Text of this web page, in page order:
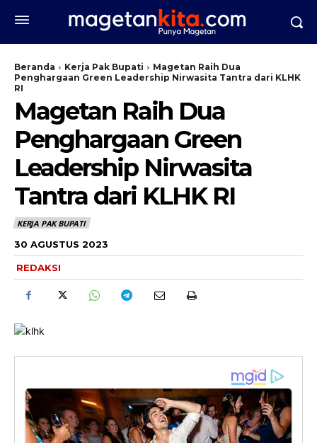
Beranda Kerja Pak Bupati
Magetan Raih Dua
Penghargaan Green Leadership Nirwasita Tantra dari KLHK
RI
Magetan Raih Dua
Penghargaan Green
Leadership Nirwasita
Tantra dari KLHK RI
KERJA PAK BUPATI
30 AGUSTUS 2023
REDAKSI